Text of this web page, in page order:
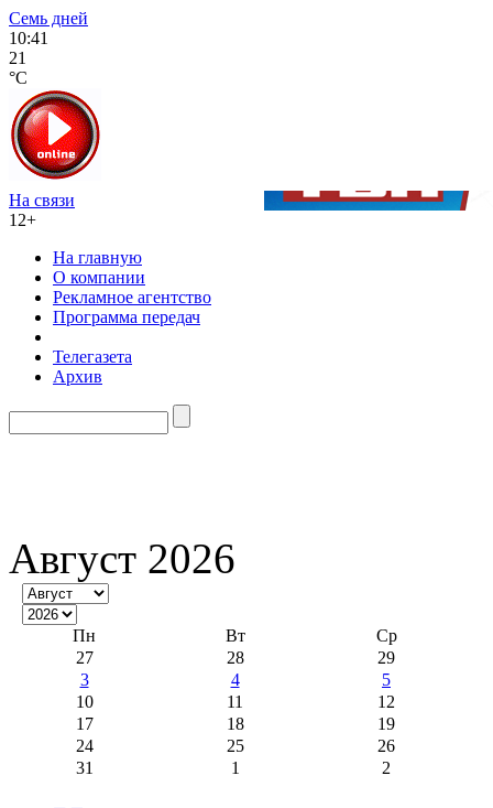
Семь дней
10:41
21
°C
На связи
12+
На главную
О компании
Рекламное агентство
Программа передач
Телегазета
Архив
Август 2026
Пн Вт
Ср
27
28
29
3
4
5
10
11
12
17
18
19
24
25
26
31
1 2